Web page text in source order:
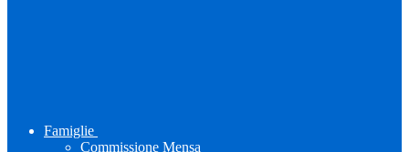
Famiglie
Commissione Mensa